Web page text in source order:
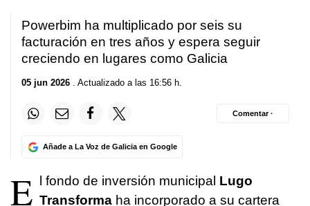
Powerbim ha multiplicado por seis su
facturación en tres años y espera seguir
creciendo en lugares como Galicia
05 jun 2026 . Actualizado a las 16:56 h.
Añade a La Voz de Galicia en Google
Comentar ·
E l fondo de inversión municipal Lugo
Transforma ha incorporado a su cartera